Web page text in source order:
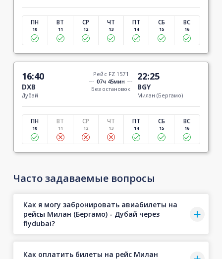
ПН
10
ВТ
11
СР
12
ЧТ
13
ПТ
14
СБ
15
ВС
16
16:40
DXB
Дубай
Рейс FZ 1571
07ч 45мин
Без остановок
22:25
BGY
Милан (Бергамо)
ПН
10
ВТ
11
СР
12
ЧТ
13
ПТ
14
СБ
15
ВС
16
Часто задаваемые вопросы
Как я могу забронировать авиабилеты на
рейсы Милан (Бергамо) - Дубай через
flydubai?
Как оплатить билеты на рейс Милан